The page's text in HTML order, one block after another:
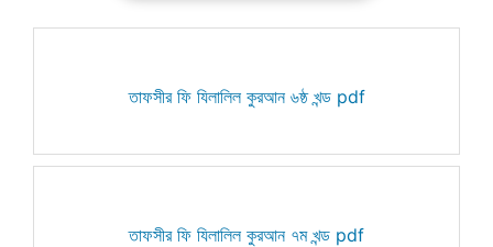
তাফসীর ফি যিলালিল কুরআন ৬ষ্ঠ খন্ড pdf
তাফসীর ফি যিলালিল কুরআন ৭ম খন্ড pdf